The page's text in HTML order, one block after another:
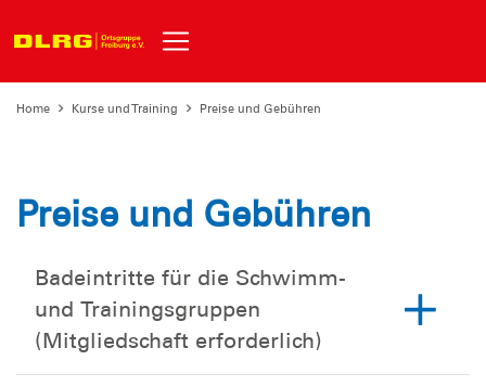
Home Kurse und Training Preise und Gebühren
Preise und Gebühren
Badeintritte für die Schwimm-
und Trainingsgruppen
(Mitgliedschaft erforderlich)